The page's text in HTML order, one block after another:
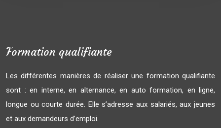
Formation qualifiante
Les différentes manières de réaliser une formation qualifiante
sont : en interne, en alternance, en auto formation, en ligne,
longue ou courte durée. Elle s’adresse aux salariés, aux jeunes
et aux demandeurs d’emploi.